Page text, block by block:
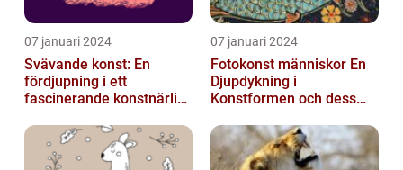
07 januari 2024
Svävande konst: En
fördjupning i ett
fascinerande konstnärligt
07 januari 2024
Fotokonst människor En
Djupdykning i
Konstformen och dess